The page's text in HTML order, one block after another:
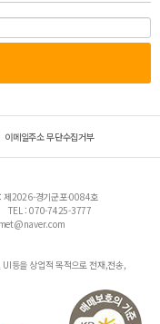
이메일주소 무단수집거부
제2026-경기군포-0084호
TEL : 070-7425-3777
등을 상업적 목적으로 전재,전송,